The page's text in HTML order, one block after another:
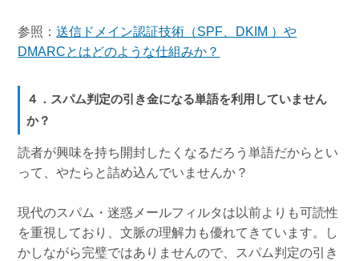
参照：送信ドメイン認証技術（SPF、DKIM ）や
DMARCとはどのような仕組みか？
４．スパム判定の引き金になる単語を利用していません
か？
読者が興味を持ち開封したくなるだろう単語だからとい
って、やたらと詰め込んでいませんか？
現代のスパム・迷惑メールフィルタは以前よりも可読性
を重視しており、文脈の理解力も優れてきています。し
かしながら完璧ではありませんので、スパム判定の引き